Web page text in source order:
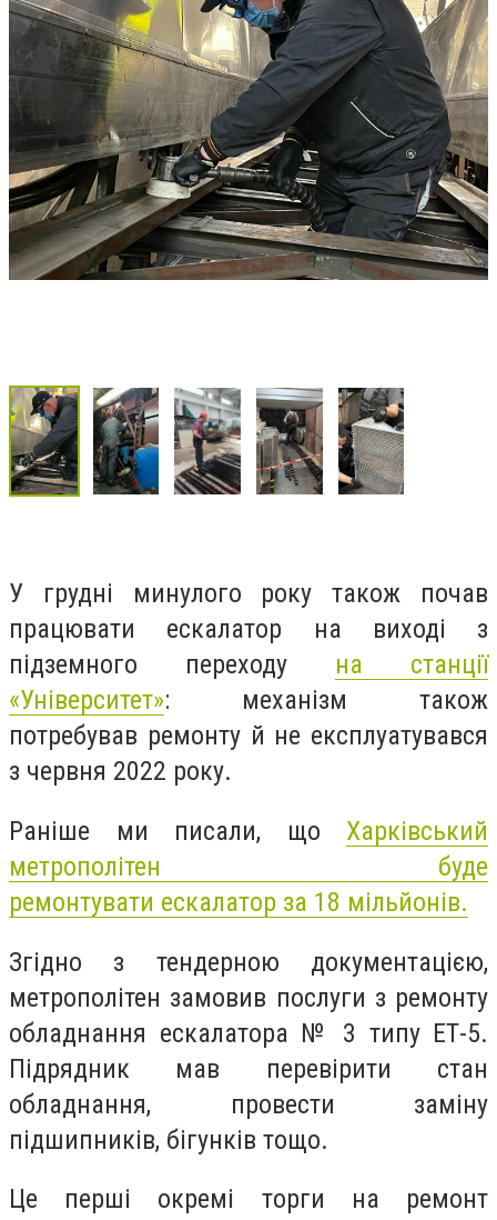
У грудні минулого року також почав
працювати ескалатор на виході з
підземного переходу на станції
«Університет»: механізм також
потребував ремонту й не експлуатувався
з червня 2022 року.
Раніше ми писали, що Харківський
метрополітен буде
ремонтувати ескалатор за 18 мільйонів.
Згідно з тендерною документацією,
метрополітен замовив послуги з ремонту
обладнання ескалатора № 3 типу ЕТ-5.
Підрядник мав перевірити стан
обладнання, провести заміну
підшипників, бігунків тощо.
Це перші окремі торги на ремонт